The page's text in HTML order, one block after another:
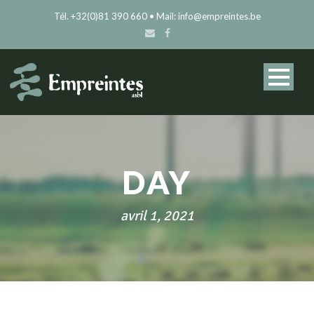
Tél. +32(0)81 390 660 • Mail: info@empreintes.be
DAY
avril 1, 2021